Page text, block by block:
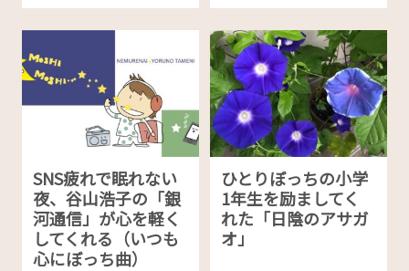
SNS疲れで眠れない
夜、谷山浩子の「銀
河通信」が心を軽く
してくれる（いつも
心にぼっち曲）
ひとりぼっちの小学
1年生を励ましてく
れた「日陰のアサガ
オ」